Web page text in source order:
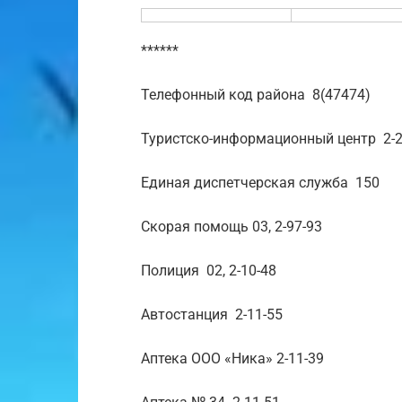
******
Телефонный код района 8(47474)
Туристско-информационный центр 2-
Единая диспетчерская служба 150
Скорая помощь 03, 2-97-93
Полиция 02, 2-10-48
Автостанция 2-11-55
Аптека ООО «Ника» 2-11-39